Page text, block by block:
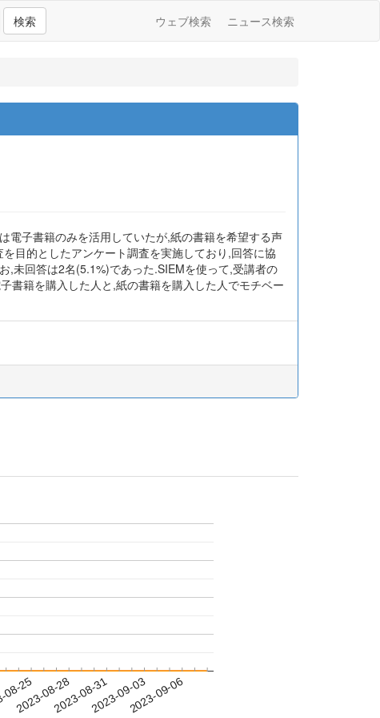
検索 ウェブ検索 ニュース検索
電子書籍のみを活用していたが,紙の書籍を希望する声
目的としたアンケート調査を実施しており,回答に協
,未回答は2名(5.1%)であった.SIEMを使って,受講者の
書籍を購入した人と,紙の書籍を購入した人でモチベー
25
2023-08-282023-08-312023-09-032023-09-06